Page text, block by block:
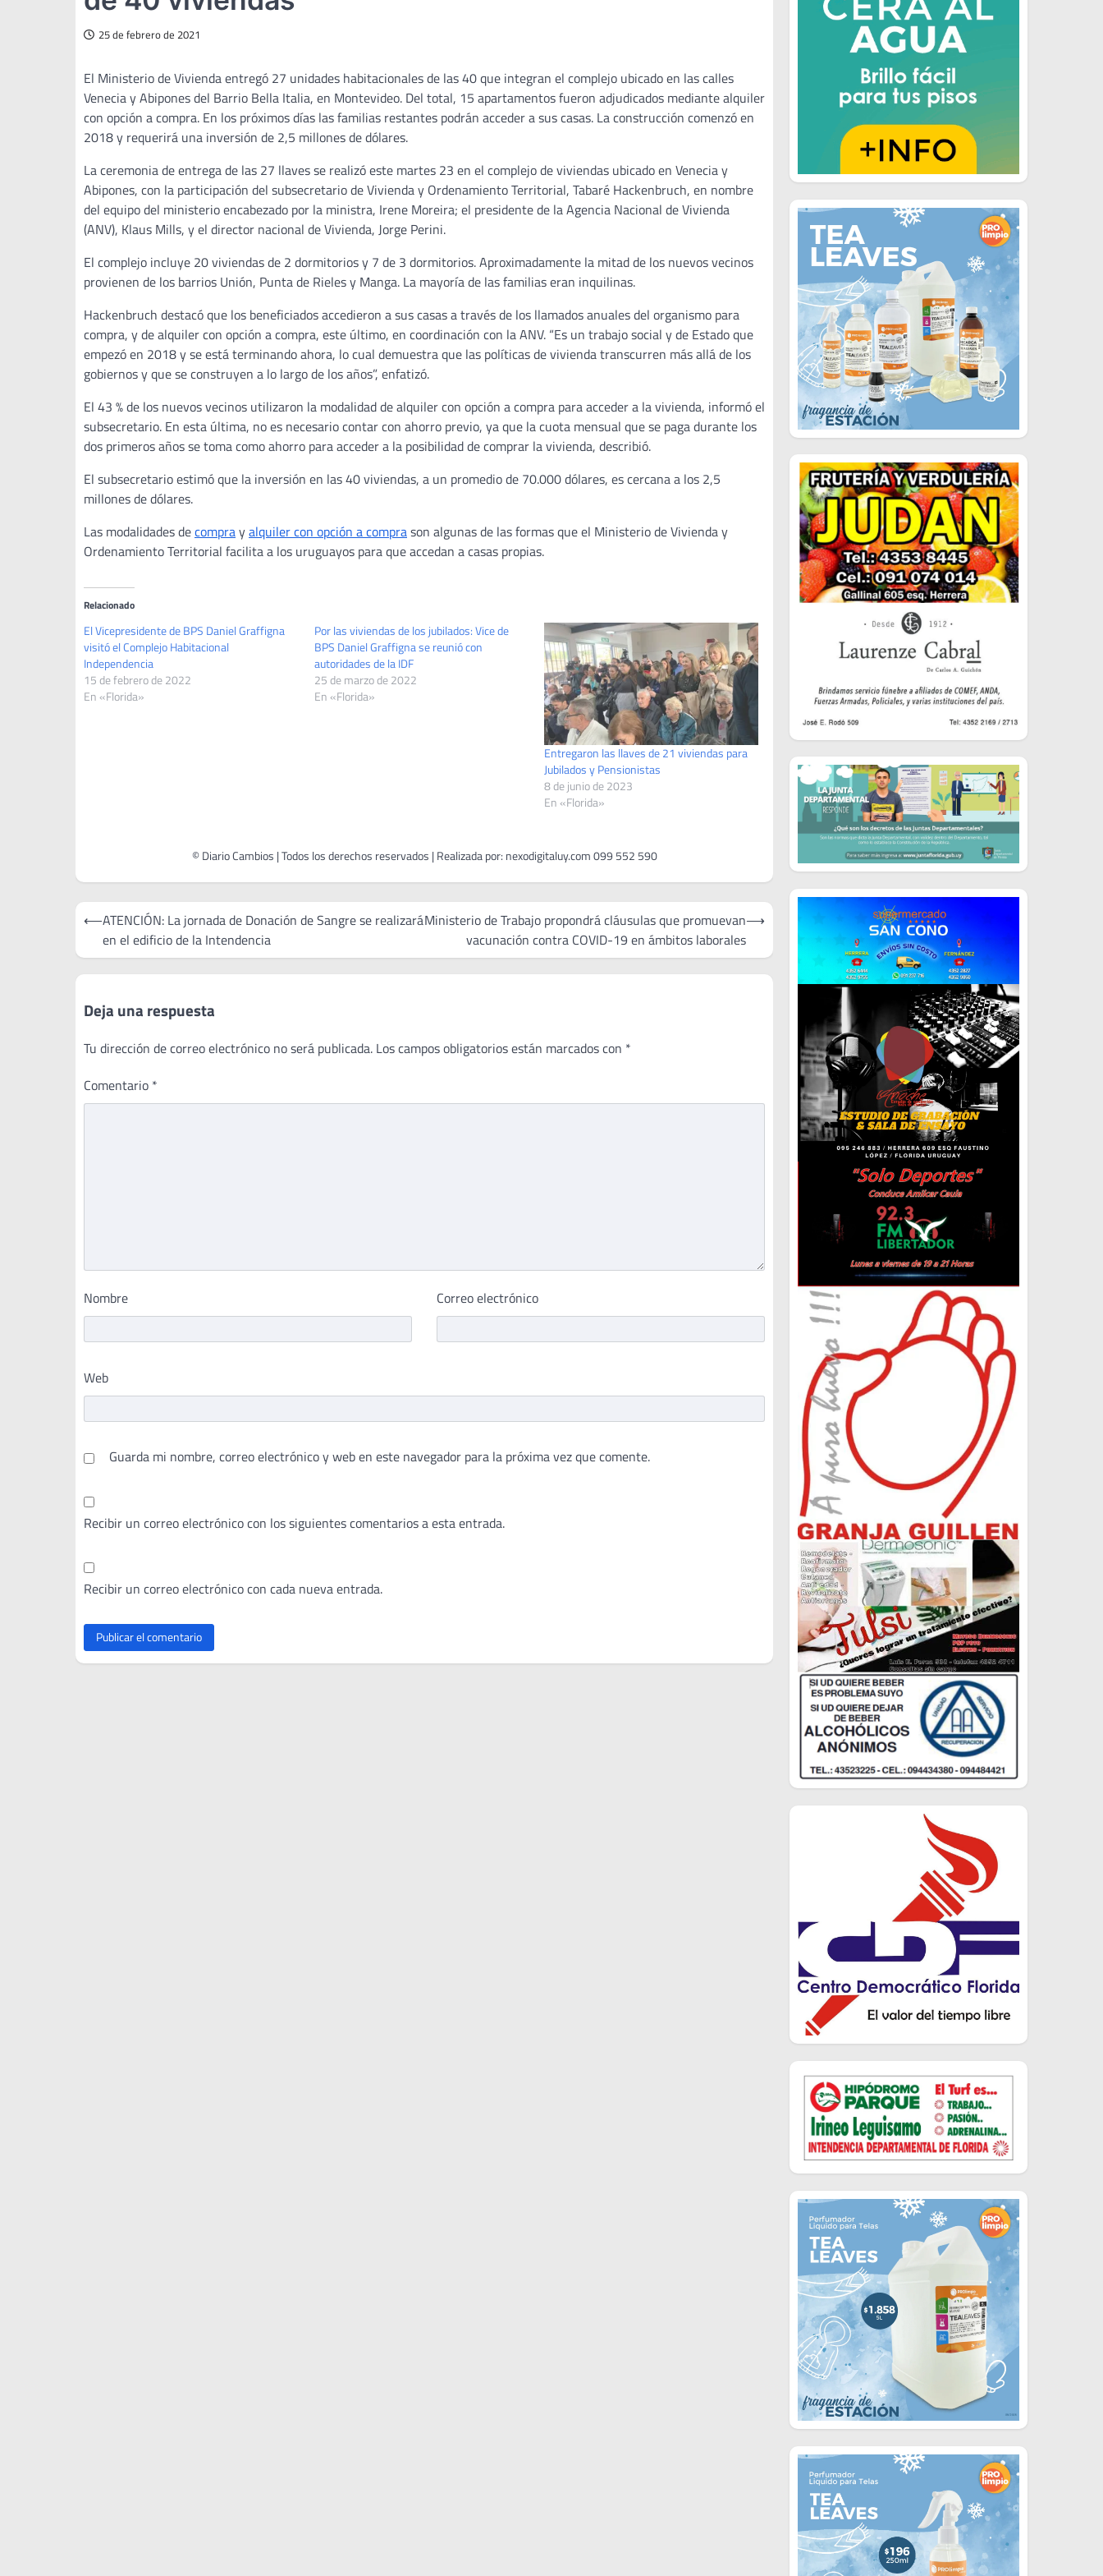
25 de febrero de 2021
El Ministerio de Vivienda entregó 27 unidades habitacionales de las 40 que integran el complejo ubicado en las calles
Venecia y Abipones del Barrio Bella Italia, en Montevideo. Del total, 15 apartamentos fueron adjudicados mediante alquiler
con opción a compra. En los próximos días las familias restantes podrán acceder a sus casas. La construcción comenzó en
2018 y requerirá una inversión de 2,5 millones de dólares.
La ceremonia de entrega de las 27 llaves se realizó este martes 23 en el complejo de viviendas ubicado en Venecia y
Abipones, con la participación del subsecretario de Vivienda y Ordenamiento Territorial, Tabaré Hackenbruch, en nombre
del equipo del ministerio encabezado por la ministra, Irene Moreira; el presidente de la Agencia Nacional de Vivienda
(ANV), Klaus Mills, y el director nacional de Vivienda, Jorge Perini.
El complejo incluye 20 viviendas de 2 dormitorios y 7 de 3 dormitorios. Aproximadamente la mitad de los nuevos vecinos
provienen de los barrios Unión, Punta de Rieles y Manga. La mayoría de las familias eran inquilinas.
Hackenbruch destacó que los beneficiados accedieron a sus casas a través de los llamados anuales del organismo para
compra, y de alquiler con opción a compra, este último, en coordinación con la ANV. “Es un trabajo social y de Estado que
empezó en 2018 y se está terminando ahora, lo cual demuestra que las políticas de vivienda transcurren más allá de los
gobiernos y que se construyen a lo largo de los años”, enfatizó.
El 43 % de los nuevos vecinos utilizaron la modalidad de alquiler con opción a compra para acceder a la vivienda, informó el
subsecretario. En esta última, no es necesario contar con ahorro previo, ya que la cuota mensual que se paga durante los
dos primeros años se toma como ahorro para acceder a la posibilidad de comprar la vivienda, describió.
El subsecretario estimó que la inversión en las 40 viviendas, a un promedio de 70.000 dólares, es cercana a los 2,5
millones de dólares.
Las modalidades decomprayalquiler con opción a comprason algunas de las formas que el Ministerio de Vivienda y
Ordenamiento Territorial facilita a los uruguayos para que accedan a casas propias.
Relacionado
El Vicepresidente de BPS Daniel Graffigna
visitó el Complejo Habitacional
Independencia
15 de febrero de 2022
En «Florida»
Por las viviendas de los jubilados: Vice de
BPS Daniel Graffigna se reunió con
autoridades de la IDF
25 de marzo de 2022
En «Florida»
Entregaron las llaves de 21 viviendas para
Jubilados y Pensionistas
8 de junio de 2023
En «Florida»
Navegación
entradas
⟵ATENCIÓN: La jornada de Donación de Sangre se realizará
en el edificio de la Intendencia
Ministerio de Trabajo propondrá cláusulas que promuevan
vacunación contra COVID-19 en ámbitos laborales
⟶
Deja una respuesta
Tu dirección de correo electrónico no será publicada. Los campos obligatorios están marcados con *
Comentario *
Nombre Correo electrónico
Web
Guarda mi nombre, correo electrónico y web en este navegador para la próxima vez que comente.
Recibir un correo electrónico con los siguientes comentarios a esta entrada.
Recibir un correo electrónico con cada nueva entrada.